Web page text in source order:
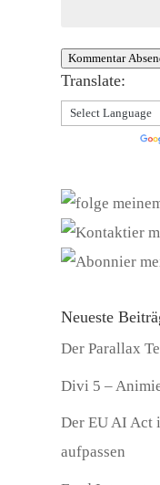
Kommentar
Translate:
Powered by
Neueste
Der Parallax
Divi 5 –
Der EU AI Act
aufpassen